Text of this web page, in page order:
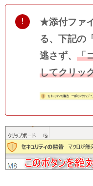
★添付ファ
る、下記の
逃さず、 「
してクリッ